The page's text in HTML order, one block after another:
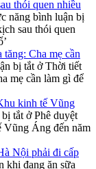
thói quen nhiều
năng bình luận bị
sau thói quen
Cha mẹ cần
bị tắt ở Thời tiết
mẹ cần làm gì để
kinh tế Vũng
tắt ở Phê duyệt
Vũng Áng đến năm
Nội phải đi cấp
khi đang ăn sữa